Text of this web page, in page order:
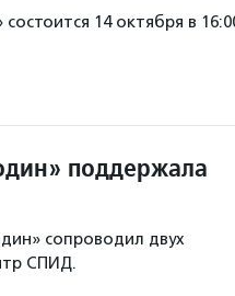
14 октября в
поддержала
сопроводил двух
СПИД.